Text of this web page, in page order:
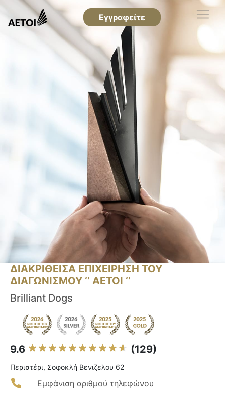
Εγγραφείτε
ΔΙΑΚΡΙΘΕΙΣΑ ΕΠΙΧΕΙΡΗΣΗ ΤΟΥ
ΔΙΑΓΩΝΙΣΜΟΥ ‘’ ΑΕΤΟΙ ‘’
Brilliant Dogs
9.6 (129)
Περιστέρι, Σοφοκλή Βενιζελου 62
Εμφάνιση αριθμού τηλεφώνου